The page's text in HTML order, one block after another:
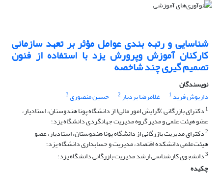
شناسایی و رتبه بندی عوامل مؤثر بر تعهد سازمانی
کارکنان آموزش وپرورش یزد با استفاده از فنون
تصمیم گیری چند شاخصه
نویسندگان
داریوش فرید 1 غلامرضا بردبار2 حسین منصوری3
1 دکترای بازرگانی )گرایش امور مالی( از دانشگاه پونا هندوستان، استادیار،
عضو هیئت علمی و مدیر گروه مدیریت جهانگردی دانشگاه یزد؛
2دکترای مدیریت بازرگانی از دانشگاه پونا هندوستان، استادیار، عضو
هیئت‌علمی دانشکده اقتصاد، مدیریت و حسابداری دانشگاه یزد؛
3دانشجوی کارشناسی ارشد مدیریت بازرگانی دانشگاه یزد؛
چکیده